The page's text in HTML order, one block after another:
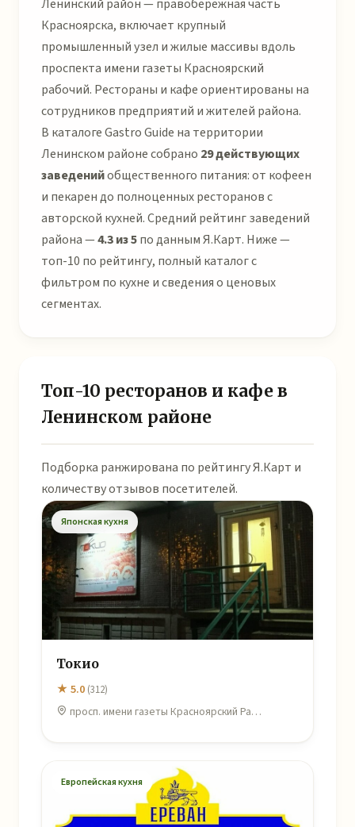
Ленинский район — правобережная часть
Красноярска, включает крупный
промышленный узел и жилые массивы вдоль
проспекта имени газеты Красноярский
рабочий. Рестораны и кафе ориентированы на
сотрудников предприятий и жителей района.
В каталоге Gastro Guide на территории
Ленинском районе собрано 29 действующих
заведенийобщественного питания: от кофеен
и пекарен до полноценных ресторанов с
авторской кухней. Средний рейтинг заведений
района —4.3 из 5по данным Я.Карт. Ниже —
топ-10 по рейтингу, полный каталог с
фильтром по кухне и сведения о ценовых
сегментах.
Топ-10 ресторанов и кафе в
Ленинском районе
Подборка ранжирована по рейтингу Я.Карт и
количеству отзывов посетителей.
Японская кухня
Токио
★ 5.0 (312)
просп. имени газеты Красноярский Ра…
Европейская кухня